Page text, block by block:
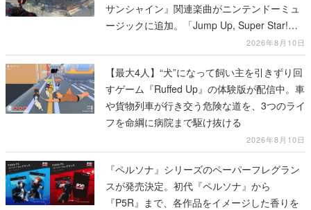
サンシャイン』関連楽曲がニンテンドーミュ
ージックに追加。「Jump Up, Super Star!」
「ドルピックタウン」など計14曲が配信
2026年8月10日
【最大4人】“犬”になって飼い主を引きずり回
すゲーム『Ruffed Up』の体験版が配信中。車
や貨物列車が行き交う危険な道を、3つのライ
フを命綱に病院まで駆け抜ける
2026年8月10日
『ペルソナ』シリーズのペーパーフレグラン
スが発売決定。初代『ペルソナ』から
『P5R』まで、各作品をイメージした香りを